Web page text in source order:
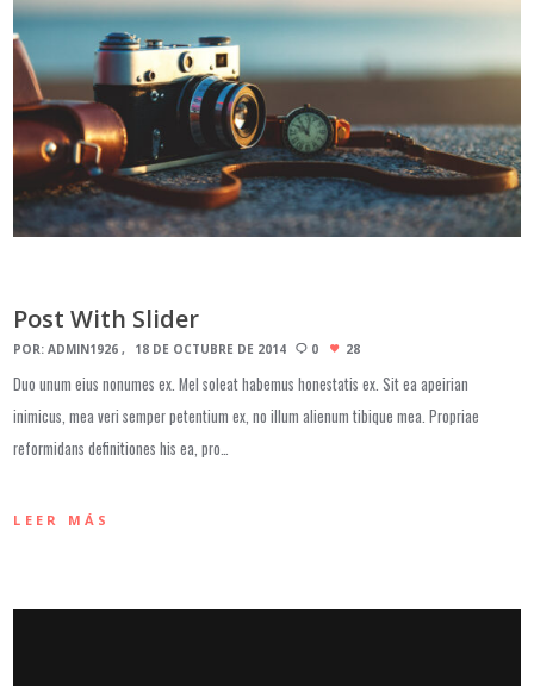
Post With Slider
POR:ADMIN1926 18 DE OCTUBRE DE 2014 0 28
Duo unum eius nonumes ex. Mel soleat habemus honestatis ex. Sit ea apeirian
inimicus, mea veri semper petentium ex, no illum alienum tibique mea. Propriae
reformidans definitiones his ea, pro…
LEER MÁS